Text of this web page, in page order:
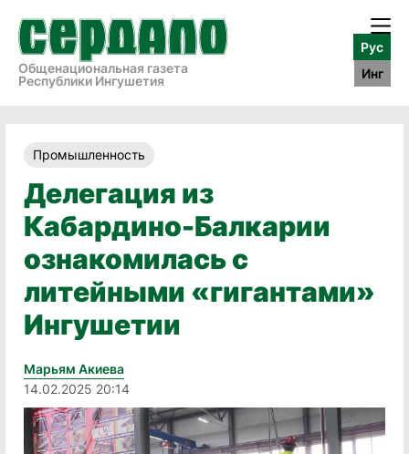
Общенациональная газета
Республики Ингушетия
Рус
Инг
Промышленность
Делегация из
Кабардино-Балкарии
ознакомилась с
литейными «гигантами»
Ингушетии
Марьям Акиева
14.02.2025 20:14